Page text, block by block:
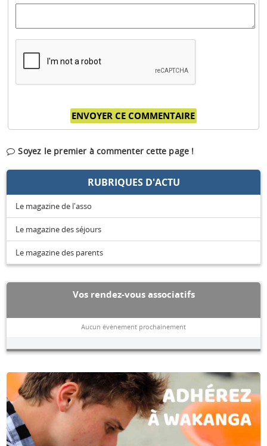
Soyez le premier à commenter cette page !
RUBRIQUES D'ACTU
Le magazine de l'asso
Le magazine des séjours
Le magazine des parents
Vos rendez-vous associatifs
Aucun évènement prochainement